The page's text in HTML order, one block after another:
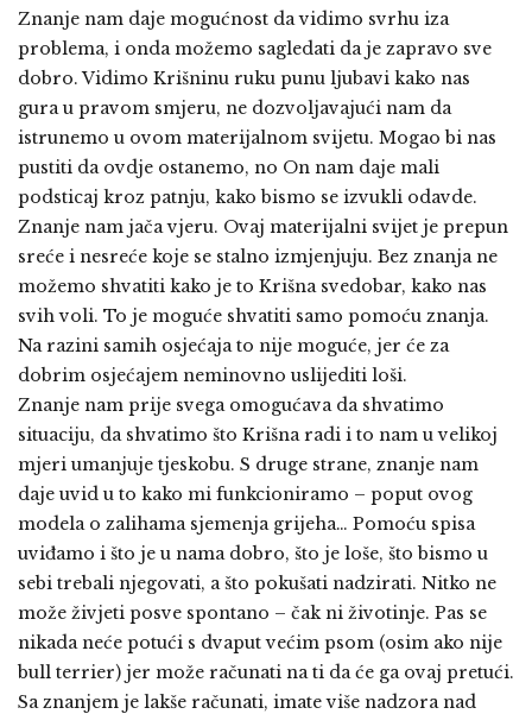
Znanje nam daje mogućnost da vidimo svrhu iza
problema, i onda možemo sagledati da je zapravo sve
dobro. Vidimo Krišninu ruku punu ljubavi kako nas
gura u pravom smjeru, ne dozvoljavajući nam da
istrunemo u ovom materijalnom svijetu. Mogao bi nas
pustiti da ovdje ostanemo, no On nam daje mali
podsticaj kroz patnju, kako bismo se izvukli odavde.
Znanje nam jača vjeru. Ovaj materijalni svijet je prepun
sreće i nesreće koje se stalno izmjenjuju. Bez znanja ne
možemo shvatiti kako je to Krišna svedobar, kako nas
svih voli. To je moguće shvatiti samo pomoću znanja.
Na razini samih osjećaja to nije moguće, jer će za
dobrim osjećajem neminovno uslijediti loši.
Znanje nam prije svega omogućava da shvatimo
situaciju, da shvatimo što Krišna radi i to nam u velikoj
mjeri umanjuje tjeskobu. S druge strane, znanje nam
daje uvid u to kako mi funkcioniramo – poput ovog
modela o zalihama sjemenja grijeha… Pomoću spisa
uviđamo i što je u nama dobro, što je loše, što bismo u
sebi trebali njegovati, a što pokušati nadzirati. Nitko ne
može živjeti posve spontano – čak ni životinje. Pas se
nikada neće potući s dvaput većim psom (osim ako nije
bull terrier) jer može računati na ti da će ga ovaj pretući.
Sa znanjem je lakše računati, imate više nadzora nad